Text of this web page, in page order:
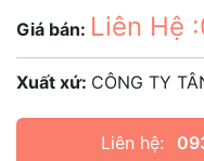
Giá bán: Liên Hệ
Xuất xứ: CÔNG TY
Liên hệ: